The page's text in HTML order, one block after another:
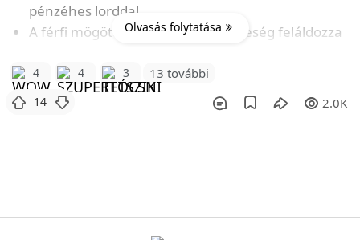
pénzéhes lorddal.
A férfi mögött (TV4, 18:10): Egy feleség feláldozza
átadó előestéjén eléri a töréspontot.
Londoni
Olvasás folytatása
4 4 3 13 további
14 2.0K